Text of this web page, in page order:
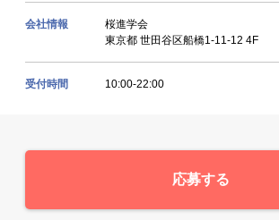
会社情報
桜進学会
東京都 世田谷区船橋1‐11‐12 4F
受付時間 10:00-22:00
応募する